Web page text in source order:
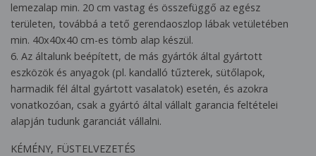
lemezalap min. 20 cm vastag és összefüggő az egész
területen, továbbá a tető gerendaoszlop lábak vetületében
min. 40x40x40 cm-es tömb alap készül.
6. Az általunk beépített, de más gyártók által gyártott
eszközök és anyagok (pl. kandalló tűzterek, sütőlapok,
harmadik fél által gyártott vasalatok) esetén, és azokra
vonatkozóan, csak a gyártó által vállalt garancia feltételei
alapján tudunk garanciát vállalni.
KÉMÉNY, FÜSTELVEZETÉS